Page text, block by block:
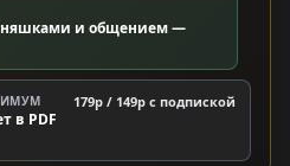
и общением —
в PDF
179р / 149р c подпиской